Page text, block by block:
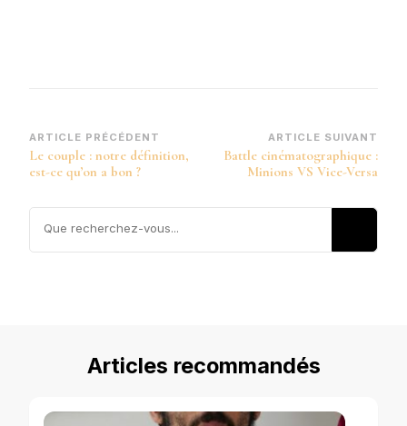
Navigation
d’article
ARTICLE PRÉCÉDENT
Le couple : notre définition,
est-ce qu’on a bon ?
ARTICLE SUIVANT
Battle cinématographique :
Minions VS Vice-Versa
Articles recommandés